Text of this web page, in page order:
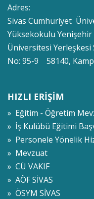
Adres:
Sivas Cumhuriyet
Yüksekokulu
Üniversitesi Yerleşkesi
No: 95-9 58140,
HIZLI ERİŞİM
» Eğitim - Öğretim
» İş Kulübü Eğitimi
» Personele Yönelik
» Mevzuat
» CÜ VAKIF
» AÖF SİVAS
» ÖSYM SİVAS